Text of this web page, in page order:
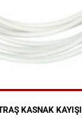
KASNAK KAYIŞI